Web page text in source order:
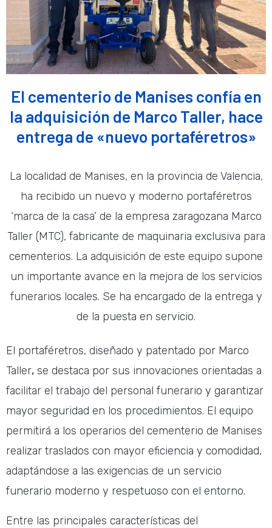
El cementerio de Manises confía en
la adquisición de Marco Taller, hace
entrega de «nuevo portaféretros»
La localidad de Manises, en la provincia de Valencia,
ha recibido un nuevo y moderno portaféretros
‘marca de la casa’ de la empresa zaragozana Marco
Taller (MTC), fabricante de maquinaria exclusiva para
cementerios. La adquisición de este equipo supone
un importante avance en la mejora de los servicios
funerarios locales. Se ha encargado de la entrega y
de la puesta en servicio.
El portaféretros, diseñado y patentado por Marco
Taller, se destaca por sus innovaciones orientadas a
facilitar el trabajo del personal funerario y garantizar
mayor seguridad en los procedimientos. El equipo
permitirá a los operarios del cementerio de Manises
realizar traslados con mayor eficiencia y comodidad,
adaptándose a las exigencias de un servicio
funerario moderno y respetuoso con el entorno.
Entre las principales características del